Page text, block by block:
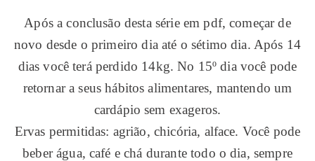
Após a conclusão desta série em pdf, começar de
novo desde o primeiro dia até o sétimo dia. Após 14
dias você terá perdido 14kg. No 15º dia você pode
retornar a seus hábitos alimentares, mantendo um
cardápio sem exageros.
Ervas permitidas: agrião, chicória, alface. Você pode
beber água, café e chá durante todo o dia, sempre